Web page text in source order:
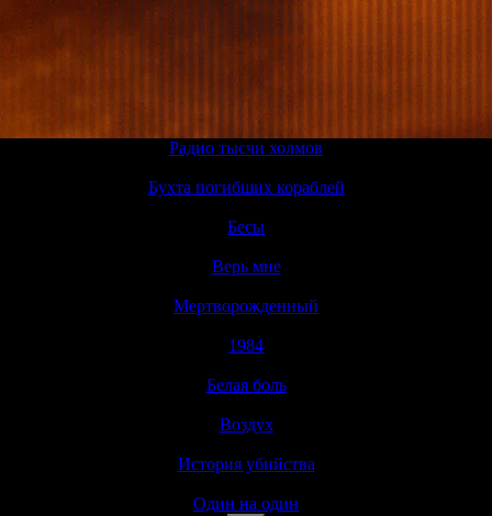
Радио тысчи холмов
Бухта погибших кораблей
Бесы
Верь мне▼
Мертворожденный
1984
Белая боль▼
Воздух▼
История убийства
Один на один